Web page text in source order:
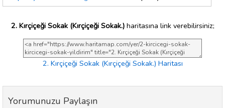
2. Kırçiçeği Sokak (Kırçiçeği Sokak.)haritasına link verebilirsiniz;
2. Kırçiçeği Sokak (Kırçiçeği Sokak.) Haritası
Yorumunuzu Paylaşın